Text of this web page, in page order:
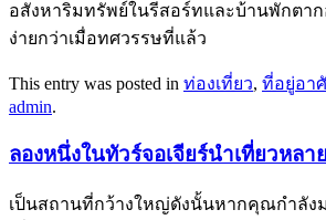
อสังหาริมทรัพย์ในรีสอร์ทและบ้านพักตาก
ง่ายกว่าเมื่อทศวรรษที่แล้ว
This entry was posted in ท่องเที่ยว, ที่อยู่อา
admin.
ลองหนึ่งในทัวร์จอเจียร์นำเที่ยวหลา
เป็นสถานที่กว้างใหญ่ดังนั้นหากคุณกำลัง